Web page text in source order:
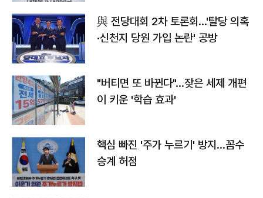
與 전당대회 2차 토론회…'탈당 의혹
·신천지 당원 가입 논란' 공방
"버티면 또 바뀐다"…잦은 세제 개편
이 키운 '학습 효과'
핵심 빠진 '주가 누르기' 방지…꼼수
승계 허점